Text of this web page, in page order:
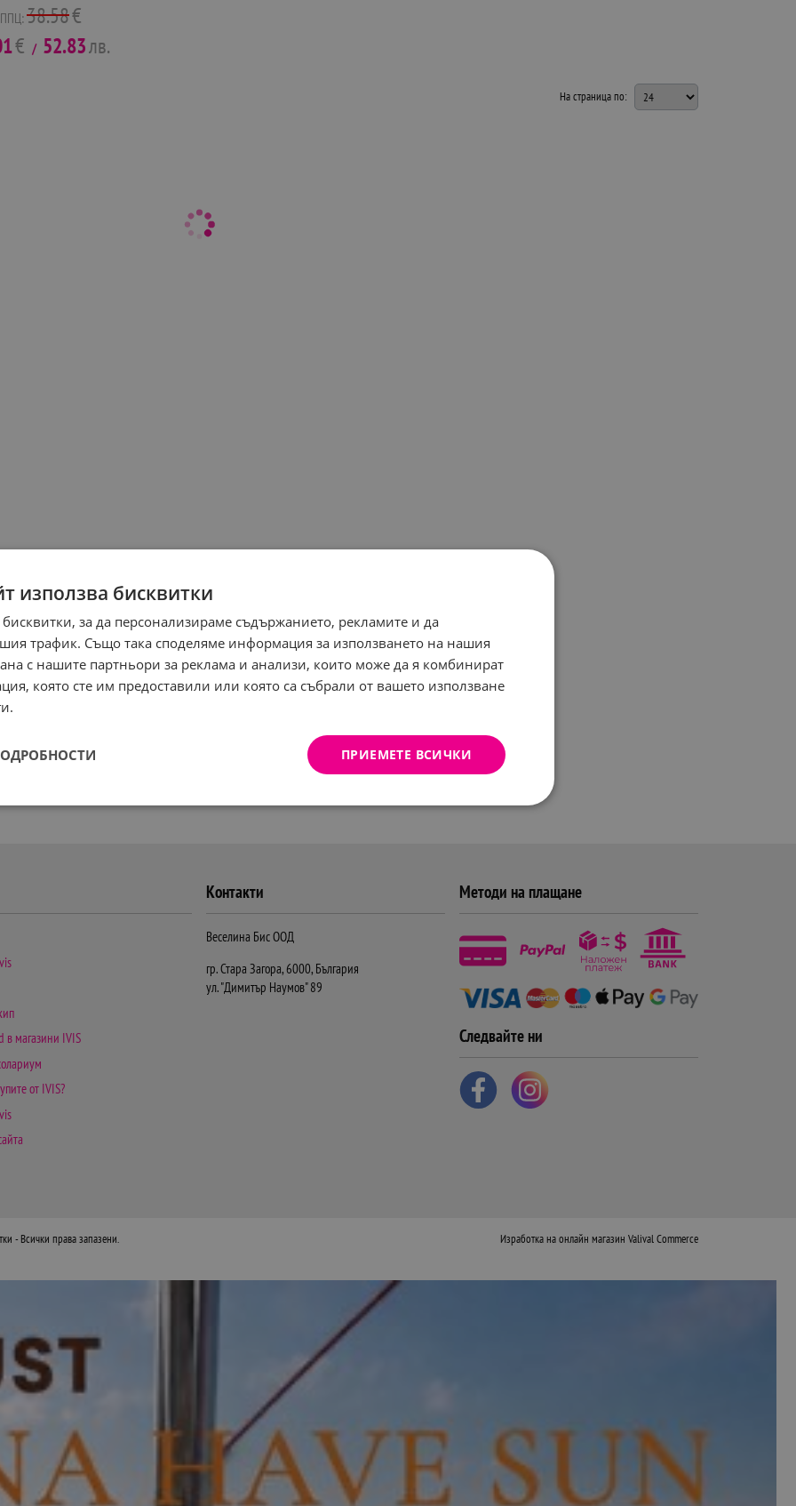
ППЦ:38.58€
€ / 52.83лв.
На страница по:
в магазини IVIS
от IVIS?
Контакти
Веселина Бис ООД
гр. Стара Загора, 6000, България
ул. "Димитър Наумов" 89
Методи на плащане
Следвайте ни
- Всички права запазени. Изработка на онлайн магазин Valival Commerce
използва бисквитки
за да персонализираме съдържанието, рекламите и да
трафик. Също така споделяме информация за използването на нашия
с нашите партньори за реклама и анализи, които може да я комбинират
която сте им предоставили или която са събрали от вашето използване
ПРИЕМЕТЕ ВСИЧКИ